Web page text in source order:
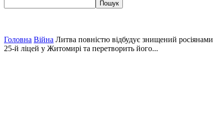
Головна Війна Литва повністю відбудує знищений росіянами
25-й ліцей у Житомирі та перетворить його...